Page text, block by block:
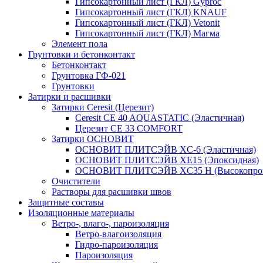
Гипсокартонный лист (ГКЛ) KNAUF
Гипсокартонный лист (ГКЛ) Vetonit
Гипсокартонный лист (ГКЛ) Магма
Элемент пола
Грунтовки и бетонконтакт
Бетонконтакт
Грунтовка ГФ-021
Грунтовки
Затирки и расшивки
Затирки Ceresit (Церезит)
Ceresit CE 40 AQUASTATIC (Эластичная)
Церезит CE 33 COMFORT
Затирки ОСНОВИТ
ОСНОВИТ ПЛИТСЭЙВ XC-6 (Эластичная)
ОСНОВИТ ПЛИТСЭЙВ XЕ15 (Эпоксидная)
ОСНОВИТ ПЛИТСЭЙВ XС35 Н
Очистители
Растворы для расшивки швов
Защитные составы
Изоляционные материалы
Ветро-, влаго-, пароизоляция
Ветро-влагоизоляция
Гидро-пароизоляция
Пароизоляция